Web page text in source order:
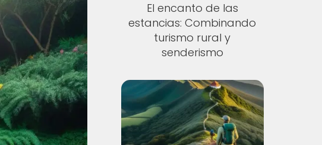
El encanto de las
estancias: Combinando
turismo rural y
senderismo